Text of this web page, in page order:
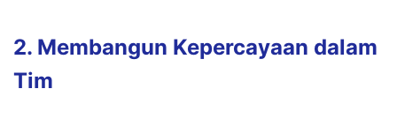
2. Membangun Kepercayaan dalam
Tim